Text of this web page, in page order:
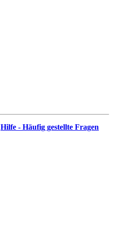
Hilfe - Häufig gestellte Fragen